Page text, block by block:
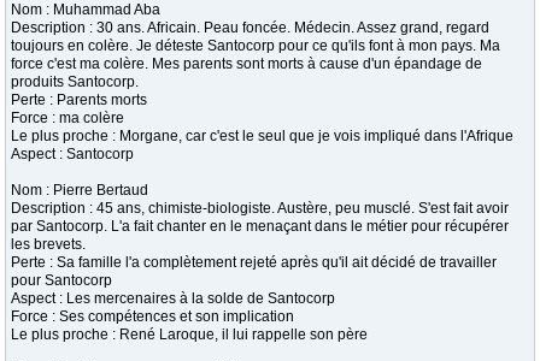
Nom : Muhammad Aba
Description : 30 ans. Africain. Peau foncée. Médecin. Assez grand, regard
toujours en colère. Je déteste Santocorp pour ce qu'ils font à mon pays. Ma
force c'est ma colère. Mes parents sont morts à cause d'un épandage de
produits Santocorp.
Perte : Parents morts
Force : ma colère
Le plus proche : Morgane, car c'est le seul que je vois impliqué dans l'Afrique
Aspect : Santocorp
Nom : Pierre Bertaud
Description : 45 ans, chimiste-biologiste. Austère, peu musclé. S'est fait avoir
par Santocorp. L'a fait chanter en le menaçant dans le métier pour récupérer
les brevets.
Perte : Sa famille l'a complètement rejeté après qu'il ait décidé de travailler
pour Santocorp
Aspect : Les mercenaires à la solde de Santocorp
Force : Ses compétences et son implication
Le plus proche : René Laroque, il lui rappelle son père